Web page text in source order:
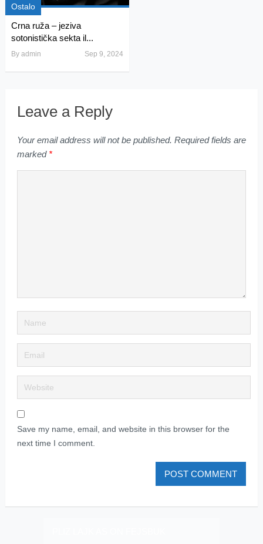
Ostalo
Crna ruža – jeziva
sotonistička sekta il...
By admin Sep 9, 2024
Leave a Reply
Your email address will not be published. Required fields are
marked *
Save my name, email, and website in this browser for the
next time I comment.